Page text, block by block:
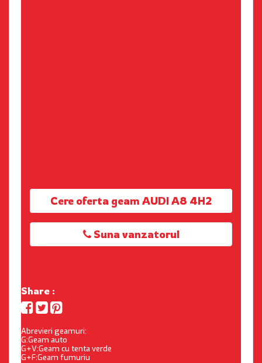
Cere oferta geam AUDI A8 4H2
Suna vanzatorul
Share :
Abrevieri geamuri:
G:Geam auto
G+V:Geam cu tenta verde
G+F:Geam fumuriu